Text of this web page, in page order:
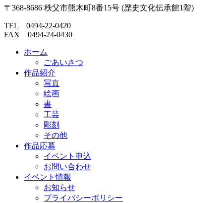
先
へ
る
〒368-8686 秩父市熊木町8番15号 (歴史文化伝承館1階)
TEL 0494-22-0420
FAX 0494-24-0430
ホーム
ごあいさつ
作品紹介
写真
絵画
書
工芸
彫刻
その他
作品応募
イベント申込
お問い合わせ
イベント情報
お知らせ
プライバシーポリシー